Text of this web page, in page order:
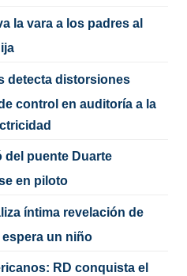
la vara a los padres al
detecta distorsiones
control en auditoría a la
del puente Duarte
en piloto
íntima revelación de
un niño
RD conquista el